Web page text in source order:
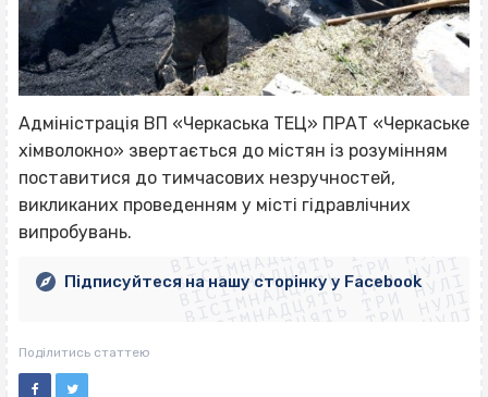
Адміністрація ВП «Черкаська ТЕЦ» ПРАТ «Черкаське
хімволокно» звертається до містян із розумінням
поставитися до тимчасових незручностей,
викликаних проведенням у місті гідравлічних
випробувань.
ВІСІМНАДЦЯТЬ ТРИ НУЛІ
ВІСІМНАДЦЯТЬ ТРИ НУЛІ
ВІСІМНАДЦЯТЬ ТРИ НУЛІ
ВІСІМНАДЦЯТЬ ТРИ НУЛІ
ВІСІМНАДЦЯТЬ ТРИ НУЛІ
ВІСІМНАДЦЯТЬ ТРИ НУЛІ
ВІСІМНАДЦЯТЬ ТРИ НУЛІ
ВІСІМНАДЦЯТЬ ТРИ НУЛІ
Підписуйтеся на нашу сторінку у Facebook
Поділитись статтею